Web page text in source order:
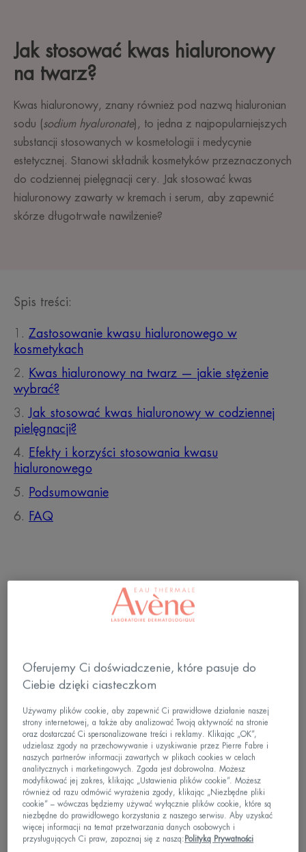
Jak stosować kwas hialuronowy
na twarz?
Kwas hialuronowy, znany również pod nazwą hialuronian
sodu (sodium hyaluronate), to jedna z najpopularniejszych
substancji stosowanych w kosmetologii i medycynie
estetycznej. Stanowi składnik kosmetyków przeznaczonych
do codziennej pielęgnacji cery. Jak stosować kwas
hialuronowy zawarty w kremach i serum, aby zapewnić
skórze długotrwałe nawilżenie?
Spis treści:
Zastosowanie kwasu hialuronowego w
kosmetykach
Kwas hialuronowy na twarz — jakie stężenie
wybrać?
Jak stosować kwas hialuronowy w codziennej
pielęgnacji?
Efekty i korzyści stosowania kwasu
hialuronowego
Podsumowanie
FAQ
Zastosowanie kwasu
hialuronowego w kosmetykach
składzie kosmetykównawilżających. Występuje w
serach, kremach i maseczkach do twarzy, a nawet
w szamponach i odżywkach na włosy. W
zależności od wielkości cząsteczki może działać
na różnych poziomach warstw skóry. Wyróżnia się
trzy główne rodzaje kwasu hialuronowego:
HMW (high molecular weight ) — kwas
wielkocząsteczkowy, tworzy warstwę ochronną na
powierzchni ciała, zapobiegając utracie wilgoci.
Oferujemy Ci doświadczenie, które pasuje do
Ciebie dzięki ciasteczkom
Używamy plików cookie, aby zapewnić Ci prawidłowe działanie naszej
strony internetowej, a także aby analizować Twoją aktywność na stronie
oraz dostarczać Ci spersonalizowane treści i reklamy. Klikając „OK”,
udzielasz zgody na przechowywanie i uzyskiwanie przez Pierre Fabre i
naszych partnerów informacji zawartych w plikach cookies w celach
analitycznych i marketingowych. Zgoda jest dobrowolna. Możesz
modyfikować jej zakres, klikając „Ustawienia plików cookie”. Możesz
również od razu odmówić wyrażenia zgody, klikając „Niezbędne pliki
cookie” – wówczas będziemy używać wyłącznie plików cookie, które są
niezbędne do prawidłowego korzystania z naszego serwisu. Aby uzyskać
więcej informacji na temat przetwarzania danych osobowych i
przysługujących Ci praw, zapoznaj się z naszą: Polityką Prywatności